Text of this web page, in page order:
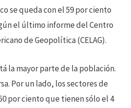
se queda con el 59 por ciento
el último informe del Centro
de Geopolítica (CELAG).
la mayor parte de la población.
Por un lado, los sectores de
por ciento que tienen sólo el 4